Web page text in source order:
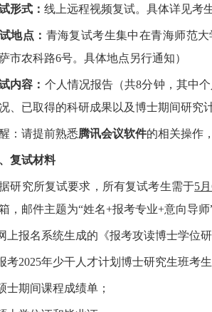
形式： 线上远程视频复试。具体详见考
点 ： 青海复试考生集中在青海师范
市农科路6号。具体地点另行通知）
容 ： 个人情况报告（共8分钟，其中
、已取得的科研成果以及博士期间研究
请提前熟悉腾讯会议软件的相关操作
试材料
究所复试要求，所有复试考生需于5
，邮件主题为“姓名+报考专业+意向导师
报名系统生成的《报考攻读博士学位研
2025年少干人才计划博士研究生班考
期间课程成绩单；